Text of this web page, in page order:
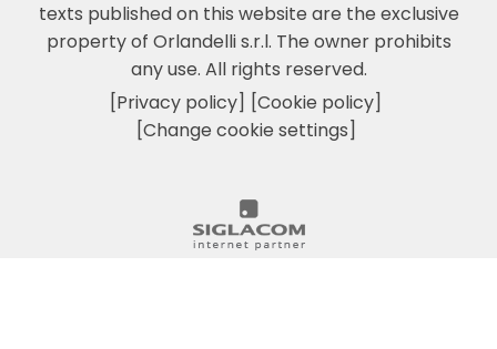
texts published on this website are the exclusive
property of Orlandelli s.r.l. The owner prohibits
any use. All rights reserved.
[Privacy policy] [Cookie policy]
[Change cookie settings]